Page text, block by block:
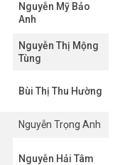
Nguyễn Mỹ Bảo
Anh
Nguyễn Thị Mộng
Tùng
Bùi Thị Thu Hường
Nguyễn Trọng Anh
Nguyễn Hải Tâm